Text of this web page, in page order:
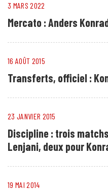
3 MARS 2022
Mercato : Anders
16 AOÛT 2015
Transferts, officiel :
23 JANVIER 2015
Discipline : trois
Lenjani, deux pour
19 MAI 2014